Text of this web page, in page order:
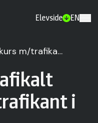
Elevside EN
m/trafika…
i